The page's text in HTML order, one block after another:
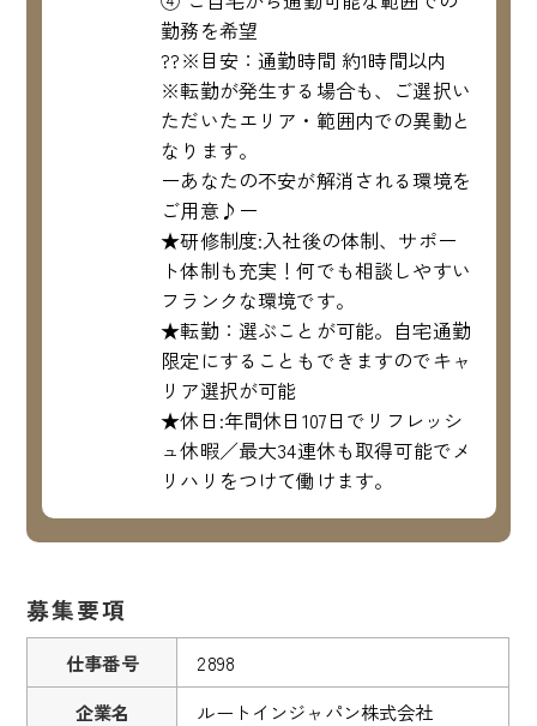
勤務を希望
??※目安：通勤時間 約1時間以内
※転勤が発生する場合も、ご選択い
ただいたエリア・範囲内での異動と
なります。
ーあなたの不安が解消される環境を
ご用意♪ー
★研修制度:入社後の体制、サポー
ト体制も充実！何でも相談しやすい
フランクな環境です。
★転勤：選ぶことが可能。自宅通勤
限定にすることもできますのでキャ
リア選択が可能
★休日:年間休日107日でリフレッシ
ュ休暇／最大34連休も取得可能でメ
リハリをつけて働けます。
募集要項
仕事番号
2898
企業名
ルートインジャパン株式会社